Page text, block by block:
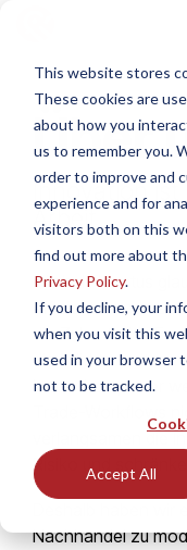
This website stores
These cookies are
about how you
us to remember you.
order to improve and
experience and for
visitors both on this
find out more about
Privacy Policy.
If you decline, your
when you visit this
used in your browser
not to be tracked.
Accept All
main
content.
Über
Innovation
Arbeit
Wir bei Fidectus
effizienter und
die Zukunft des
die Märkte
immer komplexer
verlangsamen die
Risiko und
Deshalb haben
Nachhandel zu